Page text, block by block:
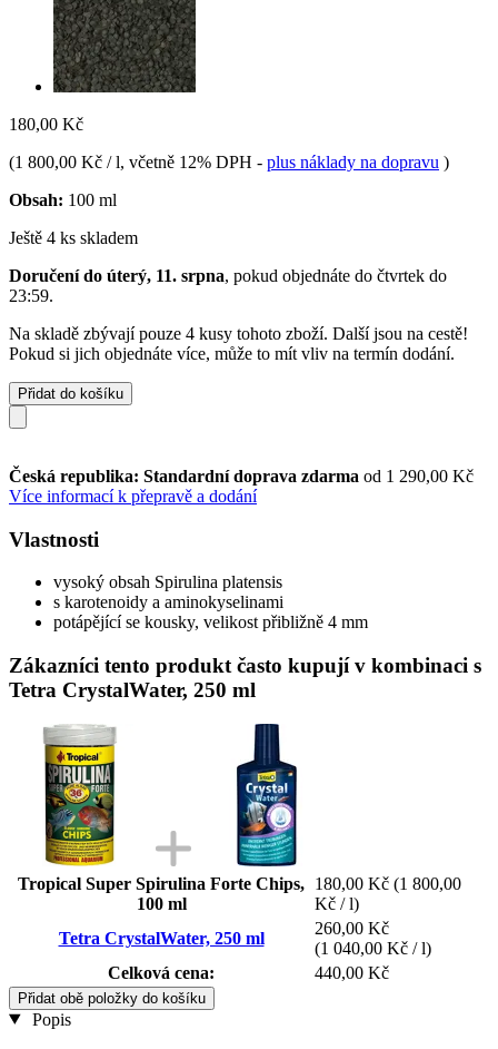
180,00 Kč
(1 800,00 Kč / l, včetně 12% DPH - plus náklady na dopravu )
Obsah: 100 ml
Ještě 4 ks skladem
Doručení do úterý, 11. srpna, pokud objednáte do čtvrtek do
23:59.
Na skladě zbývají pouze 4 kusy tohoto zboží. Další jsou na cestě!
Pokud si jich objednáte více, může to mít vliv na termín dodání.
Přidat do košíku
Česká republika: Standardní doprava zdarma od 1 290,00 Kč
Více informací k přepravě a dodání
Vlastnosti
vysoký obsah Spirulina platensis
s karotenoidy a aminokyselinami
potápějící se kousky, velikost přibližně 4 mm
Zákazníci tento produkt často kupují v kombinaci s
Tetra CrystalWater, 250 ml
Tropical Super Spirulina Forte Chips,
100 ml
180,00 Kč (1 800,00
Kč / l)
Tetra CrystalWater, 250 ml
260,00 Kč
(1 040,00 Kč / l)
Celková cena:
440,00 Kč
Přidat obě položky do košíku
Popis